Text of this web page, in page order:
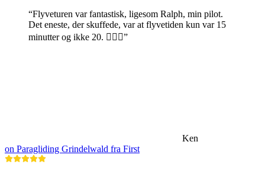
“Flyveturen var fantastisk, ligesom Ralph, min pilot.
Det eneste, der skuffede, var at flyvetiden kun var 15
minutter og ikke 20. 🤷🏼‍♂️”
Ken
on Paragliding Grindelwald fra First